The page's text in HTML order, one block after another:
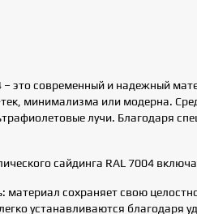
– это современный и надежный
минимализма или модерна.
лучи. Благодаря
сайдинга RAL 7004
материал сохраняет свою
устанавливаются благодаря